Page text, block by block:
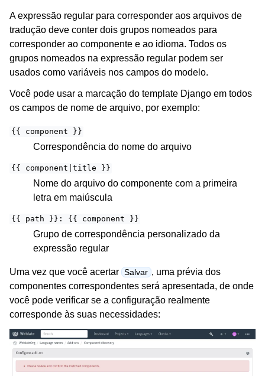
A expressão regular para corresponder aos arquivos de
tradução deve conter dois grupos nomeados para
corresponder ao componente e ao idioma. Todos os
grupos nomeados na expressão regular podem ser
usados como variáveis nos campos do modelo.
Você pode usar a marcação do template Django em todos
os campos de nome de arquivo, por exemplo:
{{ component }}
Correspondência do nome do arquivo
{{ component|title }}
Nome do arquivo do componente com a primeira
letra em maiúscula
{{ path }}: {{ component }}
Grupo de correspondência personalizado da
expressão regular
Uma vez que você acertar Salvar , uma prévia dos
componentes correspondentes será apresentada, de onde
você pode verificar se a configuração realmente
corresponde às suas necessidades: